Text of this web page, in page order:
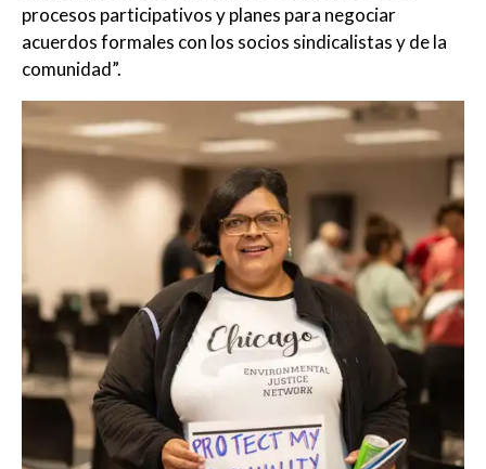
procesos participativos y planes para negociar
acuerdos formales con los socios sindicalistas y de la
comunidad”.